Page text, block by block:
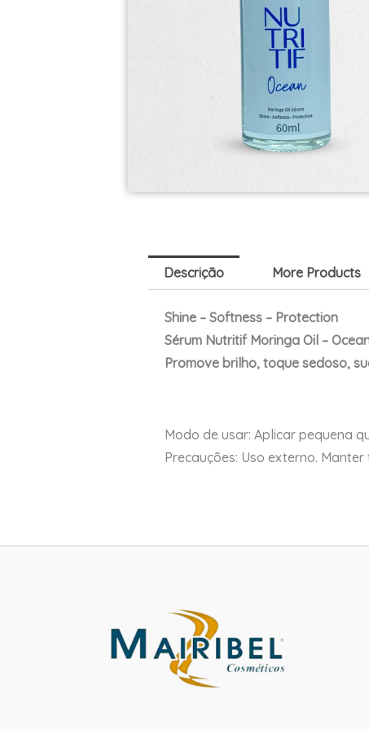
Descrição More Products
Shine – Softness – Protection
Sérum Nutritif Moringa Oil –
Promove brilho, toque sedoso,
Modo de usar: Aplicar pequena
Precauções: Uso externo.